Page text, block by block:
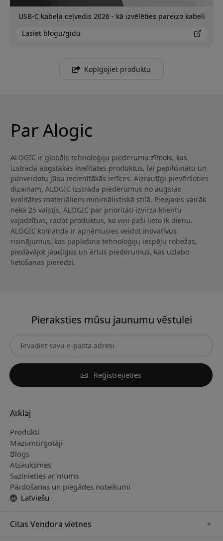
USB-C kabeļa ceļvedis 2026 - kā izvēlēties pareizo kabeli
Lasiet blogu/gidu
Kopīgojiet produktu
Par Alogic
ALOGIC ir globāls tehnoloģiju piederumu zīmols, kas
izstrādā augstākās kvalitātes produktus, lai papildinātu un
pilnveidotu jūsu iecienītākās ierīces. Aizrautīgi pievēršoties
dizainam, ALOGIC izstrādā piederumus no augstas
kvalitātes materiāliem minimālistiskā stilā. Pieejams vairāk
nekā 25 valstīs, ALOGIC par prioritāti izvirza klientu
vajadzības, radot produktus, ko viņi paši lieto ik dienu.
ALOGIC komanda ir apņēmusies veidot inovatīvus
risinājumus, kas paplašina tehnoloģiju iespēju robežas,
piedāvājot jaudīgus un ērtus piederumus, kas uzlabo
lietošanas pieredzi.
Pieraksties mūsu jaunumu vēstulei
Reģistrējieties
Atklāj
Produkti
Mazumtirgotāji
Blogs
Atsauksmes
Sazinieties ar mums
Pārdošanas un piegādes noteikumi
Latviešu
Citas Vendora vietnes